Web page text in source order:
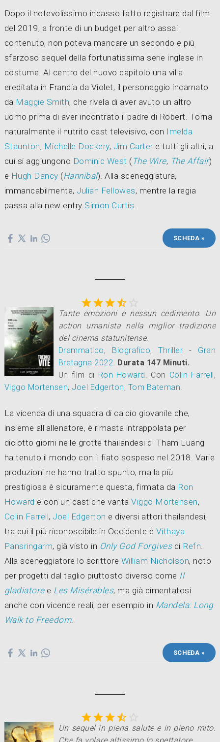
Dopo il notevolissimo incasso fatto registrare dal film
del 2019, a fronte di un budget per altro assai
contenuto, non poteva mancare un secondo e più
sfarzoso sequel della fortunatissima serie inglese in
costume. Al centro del nuovo capitolo una villa
ereditata in Francia da Violet, il personaggio incarnato
da Maggie Smith, che rivela di aver avuto un altro
uomo prima di aver incontrato il padre di Robert. Torna
naturalmente il nutrito cast televisivo, con Imelda
Staunton, Michelle Dockery, Jim Cartere tutti gli altri, a
cui si aggiungono Dominic West ( The Wire, The Affair)
e Hugh Dancy (Hannibal). Alla sceneggiatura,
immancabilmente, Julian Fellowes, mentre la regia
passa alla new entry Simon Curtis
SCHEDA »

Tante emozioni e nessun cedimento. Un
action umanista nella miglior tradizione
del cinema statunitense.
Drammatico, Biografico,Thriller - Gran
Bretagna 2022 Durata 147 Minuti.
Un film di Ron Howard Con Colin Farrell,
Viggo Mortensen, Joel Edgerton, Tom Bateman
La vicenda di una squadra di calcio giovanile che,
insieme all'allenatore, è rimasta intrappolata per
diciotto giorni nelle grotte thailandesi di Tham Luang
ha tenuto il mondo con il fiato sospeso nel 2018. Varie
produzioni ne hanno tratto spunto, ma la più
prestigiosa è sicuramente questa, firmata da Ron
Howard e con un cast che vantaViggo Mortensen,
Colin Farrell, Joel Edgerton e diversi attori thailandesi,
tra cui il più riconoscibile in Occidente è Vithaya
Pansringarm, già visto in Only God Forgivesdi Refn
Alla sceneggiatore lo scrittore William Nicholson, noto
per progetti dal taglio piuttosto diverso come Il
gladiatoree Les Misérables, ma già cimentatosi
anche con vicende reali, per esempio in Mandela: Long
Walk to Freedom.
SCHEDA »

Un sequel in piena salute e in pieno mito.
Che fa volare altissimo lo spettatore.